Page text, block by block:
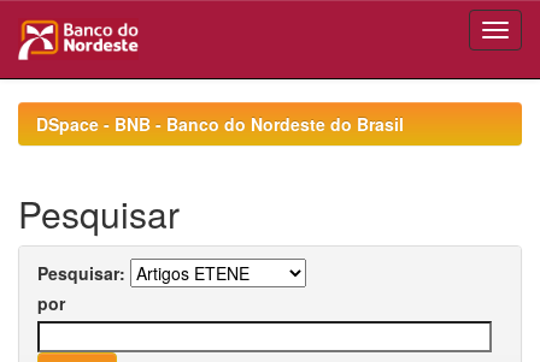
navigationDSpace - BNB - Banco do Nordeste do Brasil
Pesquisar
Pesquisar:
por